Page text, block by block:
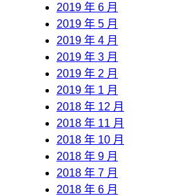
2019 年 6 月
2019 年 5 月
2019 年 4 月
2019 年 3 月
2019 年 2 月
2019 年 1 月
2018 年 12 月
2018 年 11 月
2018 年 10 月
2018 年 9 月
2018 年 7 月
2018 年 6 月